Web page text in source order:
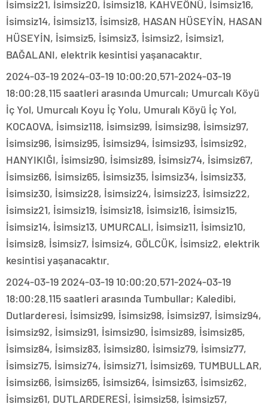
İsimsiz21, İsimsiz20, İsimsiz18, KAHVEÖNÜ, İsimsiz16,
İsimsiz14, İsimsiz13, İsimsiz8, HASAN HÜSEYİN, HASAN
HÜSEYİN, İsimsiz5, İsimsiz3, İsimsiz2, İsimsiz1,
BAĞALANI, elektrik kesintisi yaşanacaktır.
2024-03-19 2024-03-19 10:00:20.571-2024-03-19
18:00:28.115 saatleri arasında Umurcalı; Umurcalı Köyü
İç Yol, Umurcalı Koyu İç Yolu, Umuralı Köyü İç Yol,
KOCAOVA, İsimsiz118, İsimsiz99, İsimsiz98, İsimsiz97,
İsimsiz96, İsimsiz95, İsimsiz94, İsimsiz93, İsimsiz92,
HANYIKIĞI, İsimsiz90, İsimsiz89, İsimsiz74, İsimsiz67,
İsimsiz66, İsimsiz65, İsimsiz35, İsimsiz34, İsimsiz33,
İsimsiz30, İsimsiz28, İsimsiz24, İsimsiz23, İsimsiz22,
İsimsiz21, İsimsiz19, İsimsiz18, İsimsiz16, İsimsiz15,
İsimsiz14, İsimsiz13, UMURCALI, İsimsiz11, İsimsiz10,
İsimsiz8, İsimsiz7, İsimsiz4, GÖLCÜK, İsimsiz2, elektrik
kesintisi yaşanacaktır.
2024-03-19 2024-03-19 10:00:20.571-2024-03-19
18:00:28.115 saatleri arasında Tumbullar; Kaledibi,
Dutlarderesi, İsimsiz99, İsimsiz98, İsimsiz97, İsimsiz94,
İsimsiz92, İsimsiz91, İsimsiz90, İsimsiz89, İsimsiz85,
İsimsiz84, İsimsiz83, İsimsiz80, İsimsiz79, İsimsiz77,
İsimsiz75, İsimsiz74, İsimsiz71, İsimsiz69, TUMBULLAR,
İsimsiz66, İsimsiz65, İsimsiz64, İsimsiz63, İsimsiz62,
İsimsiz61, DUTLARDERESİ, İsimsiz58, İsimsiz57,